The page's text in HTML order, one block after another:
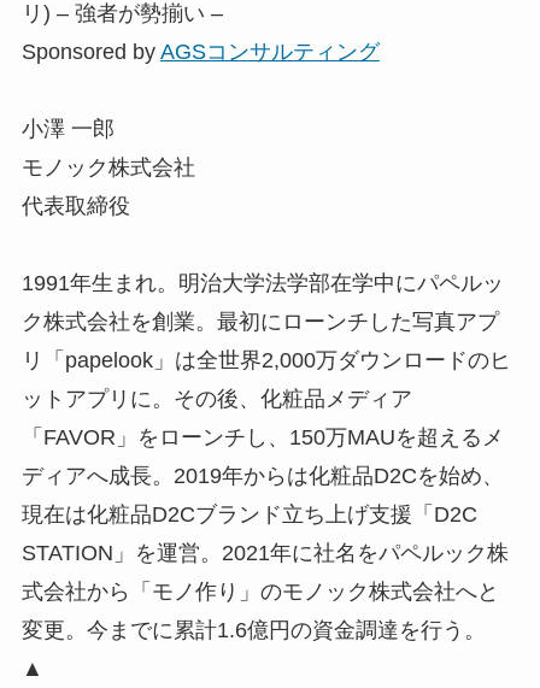
リ) – 強者が勢揃い –
Sponsored by AGSコンサルティング
小澤 一郎
モノック株式会社
代表取締役
1991年生まれ。明治大学法学部在学中にパペルッ
ク株式会社を創業。最初にローンチした写真アプ
リ「papelook」は全世界2,000万ダウンロードのヒ
ットアプリに。その後、化粧品メディア
「FAVOR」をローンチし、150万MAUを超えるメ
ディアへ成長。2019年からは化粧品D2Cを始め、
現在は化粧品D2Cブランド立ち上げ支援「D2C
STATION」を運営。2021年に社名をパペルック株
式会社から「モノ作り」のモノック株式会社へと
変更。今までに累計1.6億円の資金調達を行う。
▲